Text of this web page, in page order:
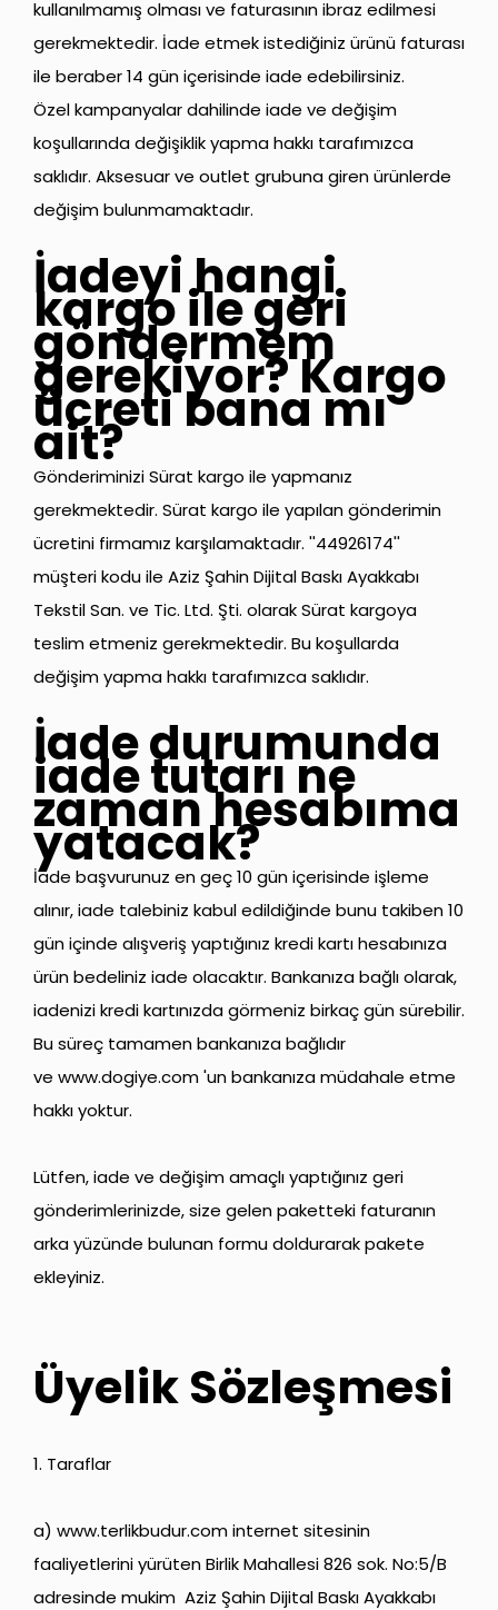
kullanılmamış olması ve faturasının ibraz edilmesi
gerekmektedir. İade etmek istediğiniz ürünü faturası
ile beraber 14 gün içerisinde iade edebilirsiniz.
Özel kampanyalar dahilinde iade ve değişim
koşullarında değişiklik yapma hakkı tarafımızca
saklıdır. Aksesuar ve outlet grubuna giren ürünlerde
değişim bulunmamaktadır.
İadeyi hangi
kargo ile geri
göndermem
gerekiyor? Kargo
ücreti bana mı
ait?
Gönderiminizi Sürat kargo ile yapmanız
gerekmektedir. Sürat kargo ile yapılan gönderimin
ücretini firmamız karşılamaktadır. ''44926174''
müşteri kodu ile Aziz Şahin Dijital Baskı Ayakkabı
Tekstil San. ve Tic. Ltd. Şti. olarak Sürat kargoya
teslim etmeniz gerekmektedir. Bu koşullarda
değişim yapma hakkı tarafımızca saklıdır.
İade durumunda
iade tutarı ne
zaman hesabıma
yatacak?
İade başvurunuz en geç 10 gün içerisinde işleme
alınır, iade talebiniz kabul edildiğinde bunu takiben 10
gün içinde alışveriş yaptığınız kredi kartı hesabınıza
ürün bedeliniz iade olacaktır. Bankanıza bağlı olarak,
iadenizi kredi kartınızda görmeniz birkaç gün sürebilir.
Bu süreç tamamen bankanıza bağlıdır
ve www.dogiye.com'un bankanıza müdahale etme
hakkı yoktur.
Lütfen, iade ve değişim amaçlı yaptığınız geri
gönderimlerinizde, size gelen paketteki faturanın
arka yüzünde bulunan formu doldurarak pakete
ekleyiniz.
Üyelik Sözleşmesi
1. Taraflar
a) www.terlikbudur.cominternet sitesinin
faaliyetlerini yürüten Birlik Mahallesi 826 sok. No:5/B
adresinde mukim Aziz Şahin Dijital Baskı Ayakkabı